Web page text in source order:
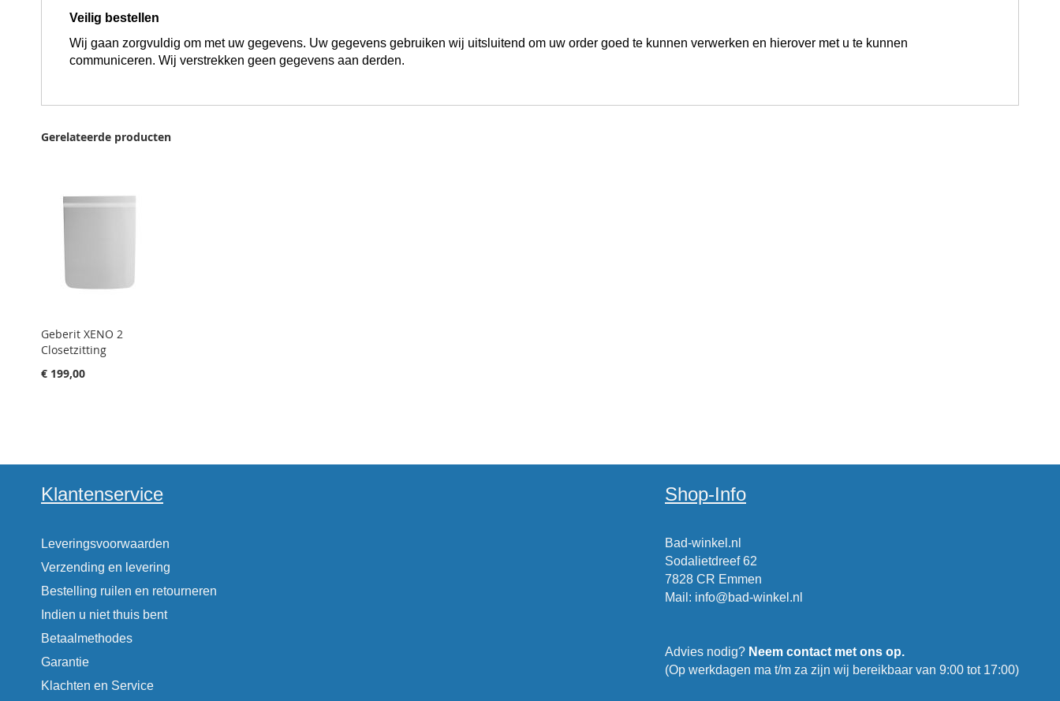
Veilig bestellen
Wij gaan zorgvuldig om met uw gegevens. Uw gegevens gebruiken wij uitsluitend om uw order goed te kunnen verwerken en hierover met u te kunnen
communiceren. Wij verstrekken geen gegevens aan derden.
Gerelateerde producten
Geberit XENO 2
Closetzitting
€ 199,00
Klantenservice
Leveringsvoorwaarden
Verzending en levering
Bestelling ruilen en retourneren
Indien u niet thuis bent
Betaalmethodes
Garantie
Klachten en Service
Shop-Info
Bad-winkel.nl
Sodalietdreef 62
7828 CR Emmen
Mail : info@bad-winkel.nl
Advies nodig? Neem contact met ons op.
(Op werkdagen ma t/m za zijn wij bereikbaar van 9:00 tot 17:00)